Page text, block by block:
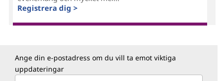
Registrera dig >
Ange din e-postadress om du vill ta emot viktiga
uppdateringar